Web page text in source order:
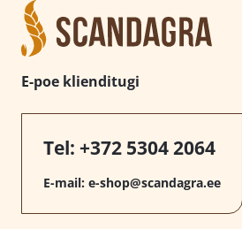
E-poe klienditugi
Tel: +372 5304 2064
E-mail: e-shop@scandagra.ee